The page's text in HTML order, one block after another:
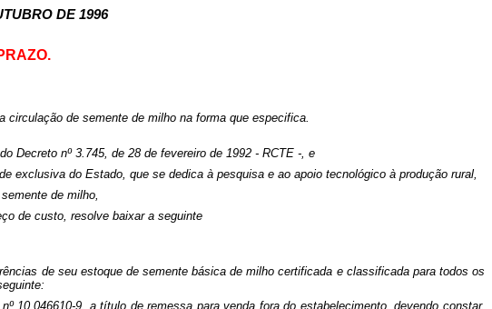
DE 1996
de semente de milho na forma que especifica.
Decreto nº 3.745, de 28 de fevereiro de 1992 - RCTE -, e
exclusiva do Estado, que se dedica à pesquisa e ao apoio tecnológico à produção rural,
de milho,
de custo, resolve baixar a seguinte
de seu estoque de semente básica de milho certificada e classificada para todos os
10.046610-9, a título de remessa para venda fora do estabelecimento, devendo constar,